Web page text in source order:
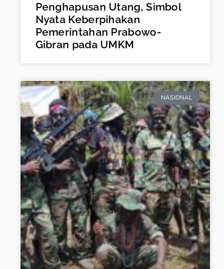
Penghapusan Utang, Simbol
Nyata Keberpihakan
Pemerintahan Prabowo-
Gibran pada UMKM
NASIONAL